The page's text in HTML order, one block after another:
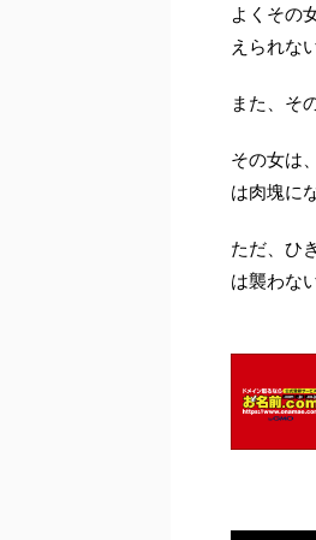
よくその
えられな
また、そ
その女は
は肉塊に
ただ、ひ
は襲わな